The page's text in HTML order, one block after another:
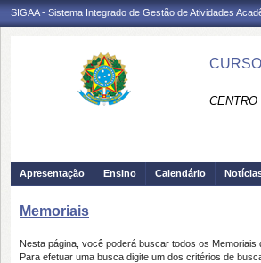
SIGAA - Sistema Integrado de Gestão de Atividades
Apresentação Ensino Calendário
Memoriais
Nesta página, você poderá buscar todos os
Para efetuar uma busca digite um dos critérios de